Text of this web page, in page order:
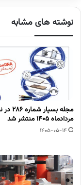
نوشته های مشابه
مجله بسپار
مردادماه 1405 منتشر شد
1405-05-14